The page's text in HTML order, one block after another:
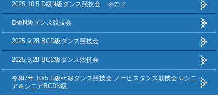
2025,10,5 D級N級ダンス競技会 その２
Ⅾ級N級ダンス競技会
2025,9,28 BCD級ダンス競技会
2025,9,28 BCD級ダンス競技会
令和7年 10/5 D級•E級ダンス競技会 ノービスダンス競技会 Gシニ
ア＆シニアBCDN級